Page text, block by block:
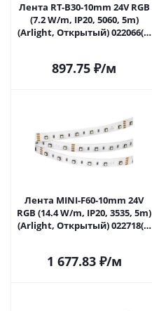
Лента RT-B30-10mm 24V RGB
(7.2 W/m, IP20, 5060, 5m)
(Arlight, Открытый) 022066(2)
897.75 ₽/м
Лента MINI-F60-10mm 24V
RGB (14.4 W/m, IP20, 3535, 5m)
(Arlight, Открытый) 022718(2)
1 677.83₽/м